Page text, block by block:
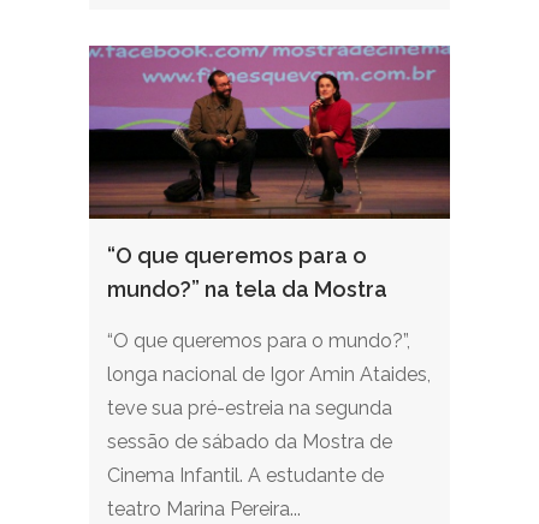
“O que queremos para o
mundo?” na tela da Mostra
“O que queremos para o mundo?”,
longa nacional de Igor Amin Ataides,
teve sua pré-estreia na segunda
sessão de sábado da Mostra de
Cinema Infantil. A estudante de
teatro Marina Pereira...